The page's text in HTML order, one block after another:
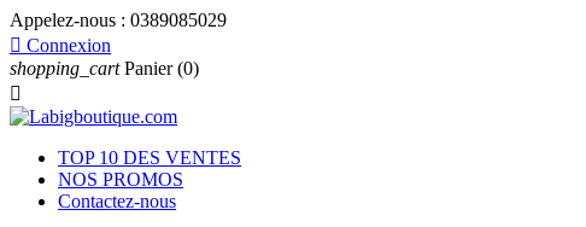
Appelez-nous : 0389085029
 Connexion
shopping_cart Panier (0)

TOP 10 DES VENTES
NOS PROMOS
Contactez-nous